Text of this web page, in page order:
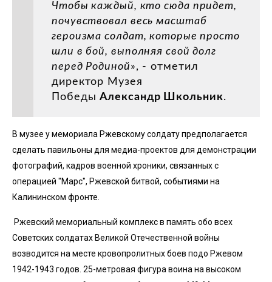
Чтобы каждый, кто сюда придет,
почувствовал весь масштаб
героизма солдат, которые просто
шли в бой, выполняя свой долг
перед Родиной», - отметил
директор Музея
ПобедыАлександр Школьник.
В музее у мемориала Ржевскому солдату предполагается
сделать павильоны для медиа-проектов для демонстрации
фотографий, кадров военной хроники, связанных с
операцией "Марс", Ржевской битвой, событиями на
Калининском фронте.
Ржевский мемориальный комплекс в память обо всех
Советских солдатах Великой Отечественной войны
возводится на месте кровопролитных боев подо Ржевом
1942-1943 годов. 25-метровая фигура воина на высоком